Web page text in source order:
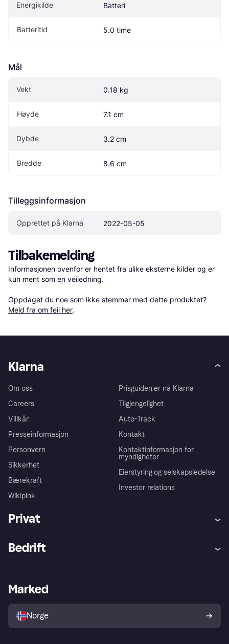
Energikilde Batteri
Batteritid 5.0 time
Mål
Vekt 0.18 kg
Høyde 7.1 cm
Dybde 3.2 cm
Bredde 8.6 cm
Tilleggsinformasjon
Opprettet på Klarna 2022-05-05
Tilbakemelding
Informasjonen ovenfor er hentet fra ulike eksterne kilder og er
kun ment som en veiledning.
Oppdaget du noe som ikke stemmer med dette produktet?
Meld fra om feil her.
Klarna
Om oss
Careers
Villkår
Presseinformasjon
Personvern
Sikkerhet
Bærekraft
Wikipink
Prisguiden er nå Klarna
Tilgjengelighet
Auto-Track
Kontakt
Kontaktinformasjon for
myndigheter
Eierstyring og selskapsledelse
Investor relations
Privat
Utforsk butikker
Bedrift
Merchant portal
Marked
Norge